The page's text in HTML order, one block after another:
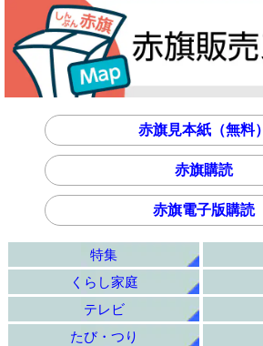
赤旗見本紙（無料）
赤旗購読
赤旗電子版購読
特集
くらし家庭
テレビ
たび・つり